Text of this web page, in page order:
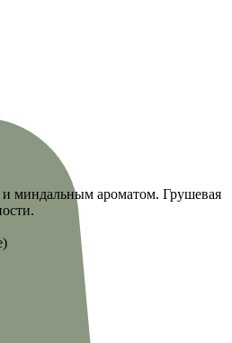
миндальным ароматом. Грушевая